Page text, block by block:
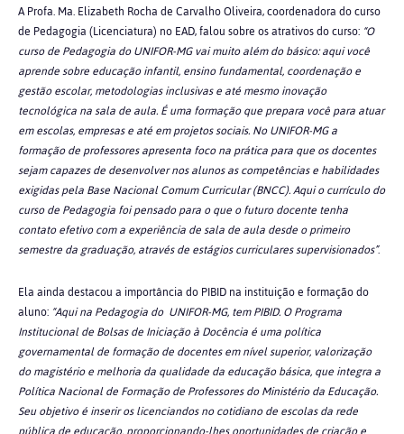
AProfa. Ma. Elizabeth Rocha de Carvalho Oliveira, coordenadora do curso
de Pedagogia (Licenciatura) no EAD, falou sobre os atrativos do curso: “O
curso de Pedagogia do UNIFOR-MG vai muito além do básico: aqui você
aprende sobre educação infantil, ensino fundamental, coordenação e
gestão escolar, metodologias inclusivas e até mesmo inovação
tecnológica na sala de aula. É uma formação que prepara você para atuar
em escolas, empresas e até em projetos sociais. No UNIFOR-MG a
formação de professores apresenta foco na prática para que os docentes
sejam capazes de desenvolver nos alunos as competências e habilidades
exigidas pela Base Nacional Comum Curricular (BNCC). Aqui o currículo do
curso de Pedagogia foi pensado para o que o futuro docente tenha
contato efetivo com a experiência de sala de aula desde o primeiro
semestre da graduação, através de estágios curriculares supervisionados”.
Ela ainda destacou a importância do PIBID na instituição e formação do
aluno: “Aqui na Pedagogia do UNIFOR-MG, tem PIBID. O Programa
Institucional de Bolsas de Iniciação à Docência é uma política
governamental de formação de docentes em nível superior, valorização
do magistério e melhoria da qualidade da educação básica, que integra a
Política Nacional de Formação de Professores do Ministério da Educação.
Seu objetivo é inserir os licenciandos no cotidiano de escolas da rede